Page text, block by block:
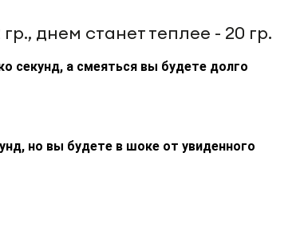
днем станет теплее - 20 гр.
секунд, а смеяться вы будете долго
но вы будете в шоке от увиденного